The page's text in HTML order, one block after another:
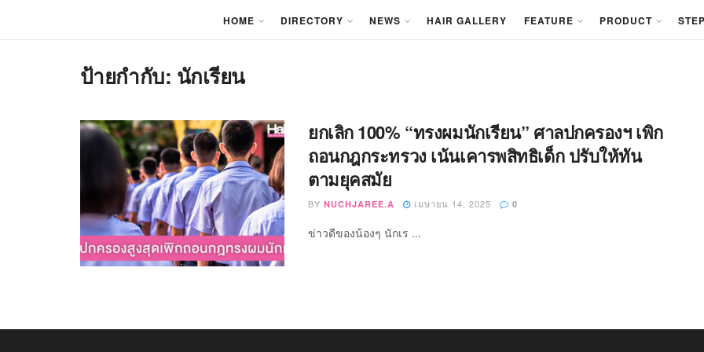
HOME DIRECTORY NEWS HAIR GALLERY FEATURE PRODUCT
ป้ายกำกับ: นักเรียน
ยกเลิก 100% “ทรงผมนักเรียน” ศาลปกครองฯ เพิก
ถอนกฎกระทรวง เน้นเคารพสิทธิเด็ก ปรับให้ทัน
ตามยุคสมัย
BY NUCHJAREE.A เมษายน 14, 2025 0
ข่าวดีของน้องๆ นักเร ...